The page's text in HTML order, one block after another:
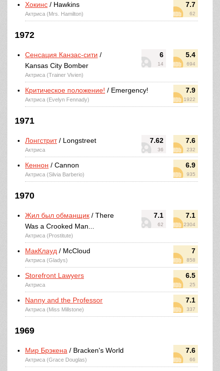
7.7
62
Хокинс / Hawkins
Актриса (Mrs. Hamilton)
1972
6
14
5.4
694
Сенсация Канзас-сити /
Kansas City Bomber
Актриса (Trainer Vivien)
7.9
1922
Критическое положение! / Emergency!
Актриса (Evelyn Fennady)
1971
7.62
36
7.6
232
Лонгстрит/ Longstreet
Актриса
6.9
935
Кеннон / Cannon
Актриса (Silvia Barberio)
1970
7.1
62
7.1
2304
Жил был обманщик / There
Was a Crooked Man...
Актриса (Prostitute)
7
858
МакКлауд / McCloud
Актриса (Gladys)
6.5
25
Storefront Lawyers
Актриса
7.1
337
Nanny and the Professor
Актриса (Miss Millstone)
1969
7.6
66
Мир Брэкена / Bracken's World
Актриса (Grace Douglas)